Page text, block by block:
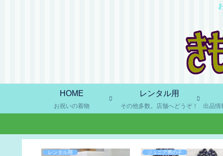
HOME
お祝いの着物
レンタル用
その他多数。店舗へどうぞ！
レンタル用 ジュニア男の子